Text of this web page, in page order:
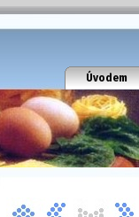
Úvodem